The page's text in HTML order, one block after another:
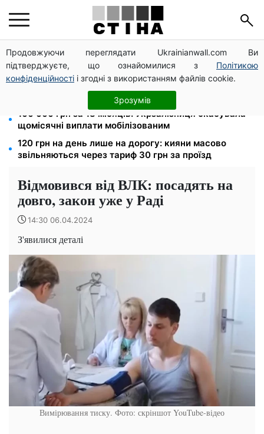
Продовжуючи переглядати Ukrainianwall.com Ви
підтверджуєте, що ознайомилися з Політикою
конфіденційності і згодні з використанням файлів cookie.
Зрозумів
8 451 грн замість пакунка малюка: Пенсійний фонд
пояснив, як отримати гроші
Пенсія для III групи інвалідності з 1 вересня: від
2595 до 10 625 грн — хто скільки отримає
100 000 грн за 18 місяців: Укрзалізниця скасувала
щомісячні виплати мобілізованим
120 грн на день лише на дорогу: кияни масово
звільняються через тариф 30 грн за проїзд
Відмовився від ВЛК: посадять на
довго, закон уже у Раді
14:30 06.04.2024
З'явилися деталі
Вимірювання тиску. Фото: скріншот YouTube-відео